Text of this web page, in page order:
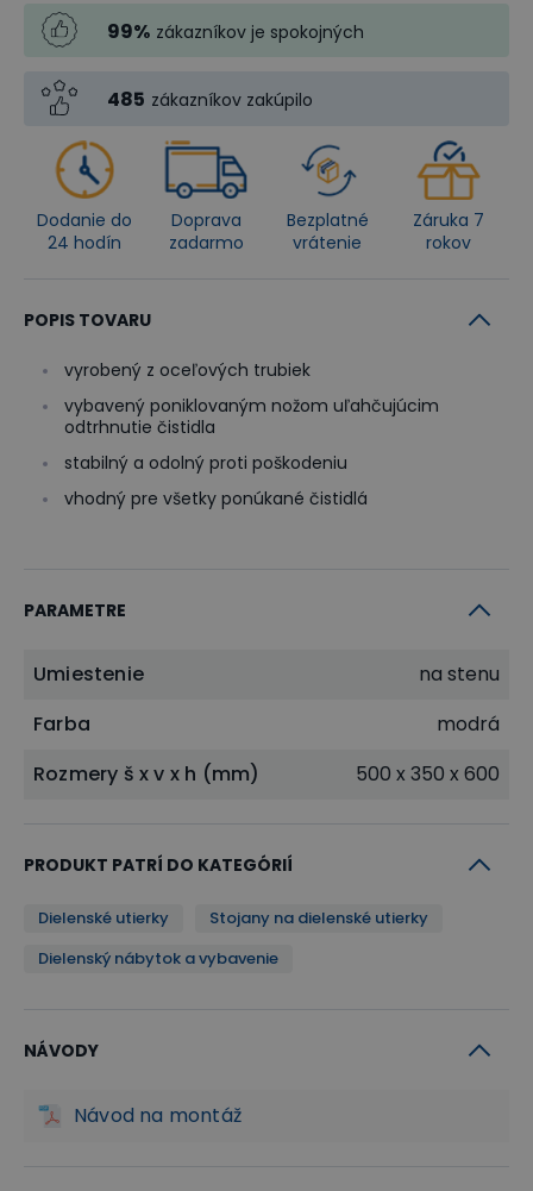
99% zákazníkov je spokojných
485 zákazníkov zakúpilo
Dodanie do
24 hodín
Doprava
zadarmo
Bezplatné
vrátenie
Záruka 7
rokov
POPIS TOVARU
vyrobený z oceľových trubiek
vybavený poniklovaným nožom uľahčujúcim
odtrhnutie čistidla
stabilný a odolný proti poškodeniu
vhodný pre všetky ponúkané čistidlá
PARAMETRE
Umiestenie
na stenu
Farba
modrá
Rozmery š x v x h (mm)
500 x 350 x 600
PRODUKT PATRÍ DO KATEGÓRIÍ
Dielenské utierky
Stojany na dielenské utierky
Dielenský nábytok a vybavenie
NÁVODY
Návod na montáž